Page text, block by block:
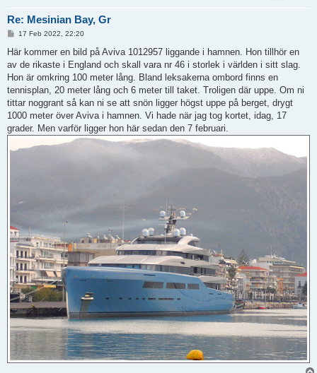
Re: Mesinian Bay, Gr
P
s
17 Feb 2022, 22:20
Här kommer en bild på Aviva 1012957 liggande i hamnen. Hon tillhör en
av de rikaste i England och skall vara nr 46 i storlek i världen i sitt slag.
Hon är omkring 100 meter lång. Bland leksakerna ombord finns en
tennisplan, 20 meter lång och 6 meter till taket. Troligen där uppe. Om ni
tittar noggrant så kan ni se att snön ligger högst uppe på berget, drygt
1000 meter över Aviva i hamnen. Vi hade när jag tog kortet, idag, 17
grader. Men varför ligger hon här sedan den 7 februari.